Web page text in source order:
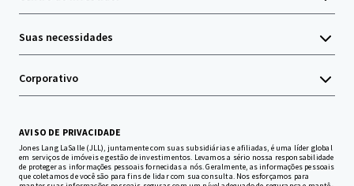
Suas necessidades
Corporativo
AVISO DE PRIVACIDADE
Jones Lang LaSalle (JLL), juntamente com suas subsidiárias e afiliadas, é uma líder global
em serviços de imóveis e gestão de investimentos. Levamos a sério nossa responsabilidade
de proteger as informações pessoais fornecidas a nós. Geralmente, as informações pessoais
que coletamos de você são para fins de lidar com sua consulta. Nos esforçamos para